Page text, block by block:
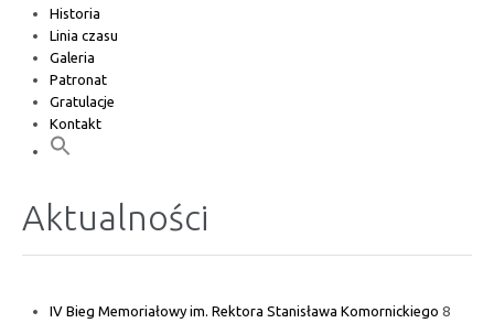
Historia
Linia czasu
Galeria
Patronat
Gratulacje
Kontakt
Aktualności
IV Bieg Memoriałowy im. Rektora Stanisława Komornickiego 8